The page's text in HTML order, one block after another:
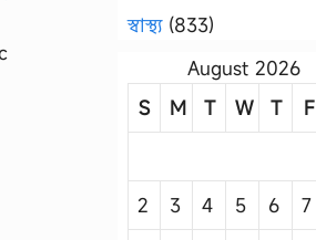
স্বাস্থ্য(833)
August 2026
S
M T W T F
2
3 4 5 6 7